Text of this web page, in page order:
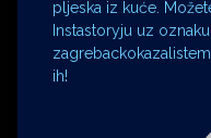
pljeska iz kuće.
Instastoryju uz
ih!